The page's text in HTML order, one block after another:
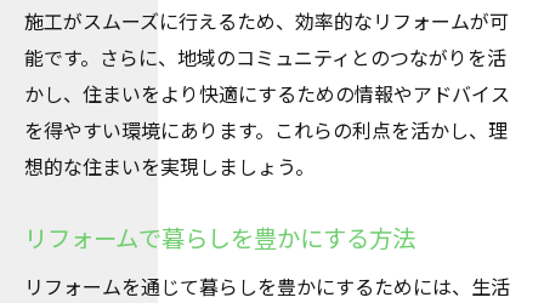
施工がスムーズに行えるため、効率的なリフォームが可
能です。さらに、地域のコミュニティとのつながりを活
かし、住まいをより快適にするための情報やアドバイス
を得やすい環境にあります。これらの利点を活かし、理
想的な住まいを実現しましょう。
リフォームで暮らしを豊かにする方法
リフォームを通じて暮らしを豊かにするためには、生活